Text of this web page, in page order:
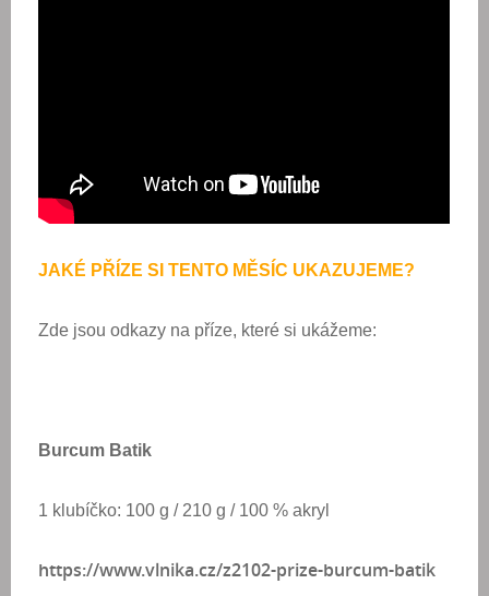
JAKÉ PŘÍZE SI TENTO MĚSÍC UKAZUJEME?
Zde jsou odkazy na příze, které si ukážeme:
Burcum Batik
1 klubíčko: 100 g / 210 g / 100 % akryl
https://www.vlnika.cz/z2102-prize-burcum-batik